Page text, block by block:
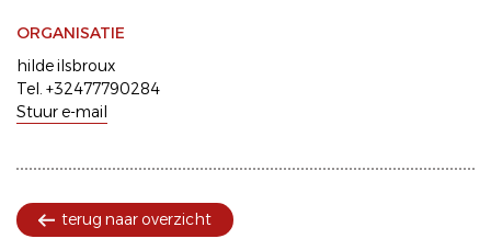
ORGANISATIE
hilde ilsbroux
Tel. +32477790284
Stuur e-mail
terug naar overzicht